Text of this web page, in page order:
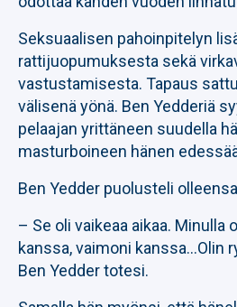
Seksuaalisen pahoinpitelyn
rattijuopumuksesta sekä
vastustamisesta. Tapaus
välisenä yönä. Ben Yedderiä
pelaajan yrittäneen suudella
masturboineen hänen
Ben Yedder puolusteli
– Se oli vaikeaa aikaa. Minulla
kanssa, vaimoni kanssa…Olin
Ben Yedder totesi.